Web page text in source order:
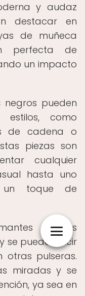
y audaz
destacar en
de muñeca
perfecta de
un impacto
negros pueden
estilos, como
de cadena o
piezas son
cualquier
hasta uno
un toque de
negros
se pueden lucir
otras pulseras.
miradas y se
ya sea en